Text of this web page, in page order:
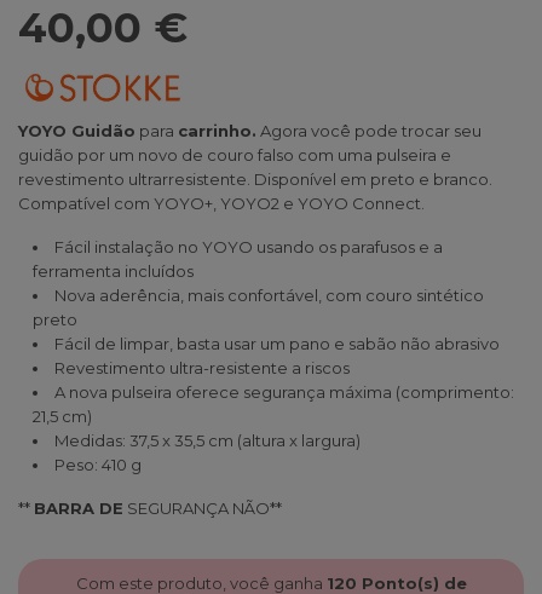
40,00 €
YOYO Guidão para carrinho. Agora você pode trocar seu
guidão por um novo de couro falso com uma pulseira e
revestimento ultrarresistente. Disponível em preto e branco.
Compatível com YOYO+, YOYO2 e YOYO Connect.
Fácil instalação no YOYO usando os parafusos e a
ferramenta incluídos
Nova aderência, mais confortável, com couro sintético
preto
Fácil de limpar, basta usar um pano e sabão não abrasivo
Revestimento ultra-resistente a riscos
A nova pulseira oferece segurança máxima (comprimento:
21,5 cm)
Medidas: 37,5 x 35,5 cm (altura x largura)
Peso: 410 g
** BARRA DE SEGURANÇA NÃO**
Com este produto, você ganha 120 Ponto(s) de